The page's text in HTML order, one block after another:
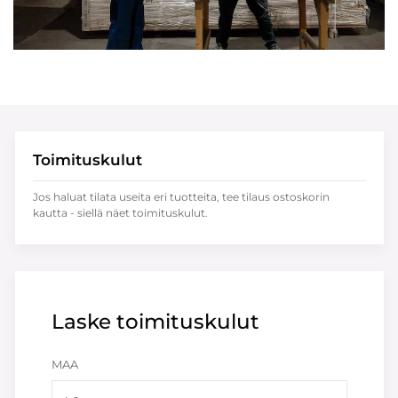
Laske toimituskulut
MAA
Toimituskulut
Jos haluat tilata useita eri tuotteita, tee tilaus ostoskorin
kautta - siellä näet toimituskulut.